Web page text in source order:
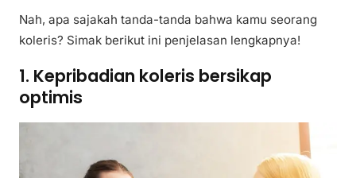
Nah, apa sajakah tanda-tanda bahwa kamu seorang
koleris? Simak berikut ini penjelasan lengkapnya!
1. Kepribadian koleris bersikap
optimis